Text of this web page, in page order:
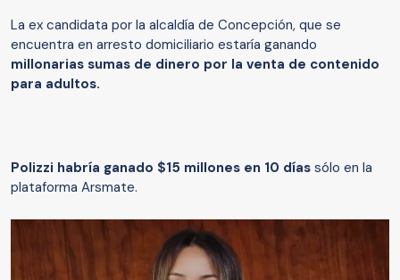
La ex candidata por la alcaldía de Concepción, que se
encuentra en arresto domiciliario estaría ganando
millonarias sumas de dinero por la venta de contenido
para adultos.
Polizzi habría ganado $15 millones en 10 días sólo en la
plataforma Arsmate.